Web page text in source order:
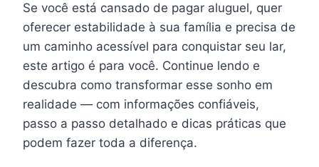
Se você está cansado de pagar aluguel, quer
oferecer estabilidade à sua família e precisa de
um caminho acessível para conquistar seu lar,
este artigo é para você. Continue lendo e
descubra como transformar esse sonho em
realidade — com informações confiáveis,
passo a passo detalhado e dicas práticas que
podem fazer toda a diferença.